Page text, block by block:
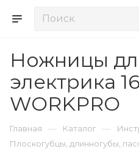
Ножницы
электрика
WORKPRO
Главная — Каталог —
Плоскогубцы, длинногубы,